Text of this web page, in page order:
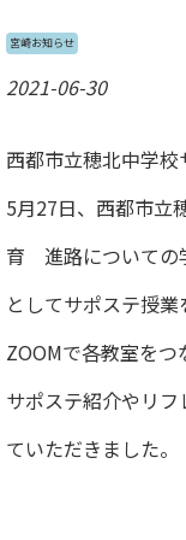
宮崎お知らせ
2021-06-30
西都市立穂北中学
5月27日、西都市立
育 進路についての
としてサポステ授業
ZOOMで各教室をつ
サポステ紹介やリ
ていただきました。